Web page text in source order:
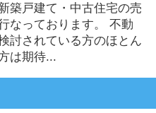
築戸建て・中古住宅の売
なっております。 不動
討されている方のほとん
は期待...